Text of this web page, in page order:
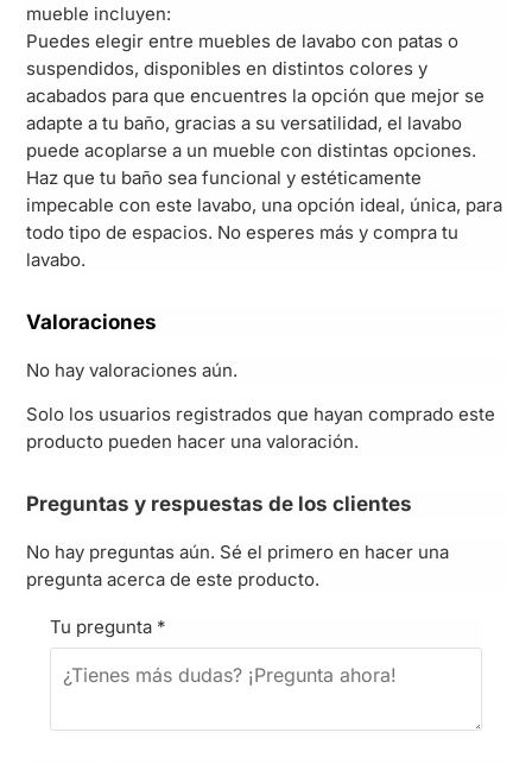
mueble incluyen:
Puedes elegir entre muebles de lavabo con patas o
suspendidos, disponibles en distintos colores y
acabados para que encuentres la opción que mejor se
adapte a tu baño, gracias a su versatilidad, el lavabo
puede acoplarse a un mueble con distintas opciones.
Haz que tu baño sea funcional y estéticamente
impecable con este lavabo, una opción ideal, única, para
todo tipo de espacios. No esperes más y compra tu
lavabo.
Valoraciones
No hay valoraciones aún.
Solo los usuarios registrados que hayan comprado este
producto pueden hacer una valoración.
Preguntas y respuestas de los clientes
No hay preguntas aún. Sé el primero en hacer una
pregunta acerca de este producto.
Tu pregunta *